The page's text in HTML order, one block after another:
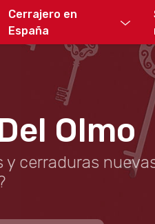
Cerrajero en
España
Olmo
y cerraduras